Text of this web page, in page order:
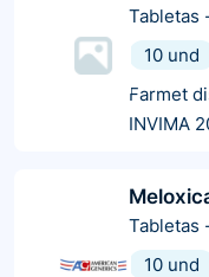
Tabletas
10 und
Farmet
INVIMA
Tabletas
10 und